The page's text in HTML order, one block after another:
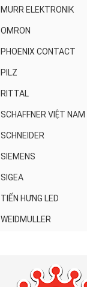
MURR ELEKTRONIK
OMRON
PHOENIX CONTACT
PILZ
RITTAL
SCHAFFNER VIỆT NAM
SCHNEIDER
SIEMENS
SIGEA
TIẾN HƯNG LED
WEIDMULLER